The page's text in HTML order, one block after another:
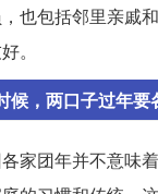
也包括邻里亲戚
。
候，两口子过年
家团年并不意味